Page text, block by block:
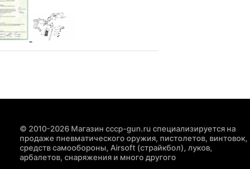
© 2010-2026 Магазин cccp-gun.ru специализируется на
продаже пневматического оружия, пистолетов, винтовок,
средств самообороны, Airsoft (страйкбол), луков,
арбалетов, снаряжения и много другого